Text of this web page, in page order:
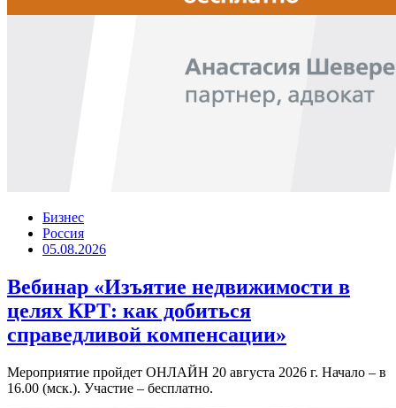
Бизнес
Россия
05.08.2026
Вебинар «Изъятие недвижимости в
целях КРТ: как добиться
справедливой компенсации»
Мероприятие пройдет ОНЛАЙН 20 августа 2026 г. Начало – в
16.00 (мск.). Участие – бесплатно.